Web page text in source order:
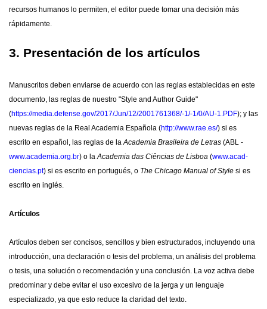
recursos humanos lo permiten, el editor puede tomar una decisión más
rápidamente.
3. Presentación de los artículos
Manuscritos deben enviarse de acuerdo con las reglas establecidas en este
documento, las reglas de nuestro "Style and Author Guide"
(https://media.defense.gov/2017/Jun/12/2001761368/-1/-1/0/AU-1.PDF); y las
nuevas reglas de la Real Academia Española (http://www.rae.es/) si es
escrito en español, las reglas de laAcademia Brasileira de Letras (ABL -
www.academia.org.br) o laAcademia das Ciências de Lisboa (www.acad-
ciencias.pt) si es escrito en portugués, o The Chicago Manual of Style si es
escrito en inglés.
Artículos
Artículos deben ser concisos, sencillos y bien estructurados, incluyendo una
introducción, una declaración o tesis del problema, un análisis del problema
o tesis, una solución o recomendación y una conclusión. La voz activa debe
predominar y debe evitar el uso excesivo de la jerga y un lenguaje
especializado, ya que esto reduce la claridad del texto.